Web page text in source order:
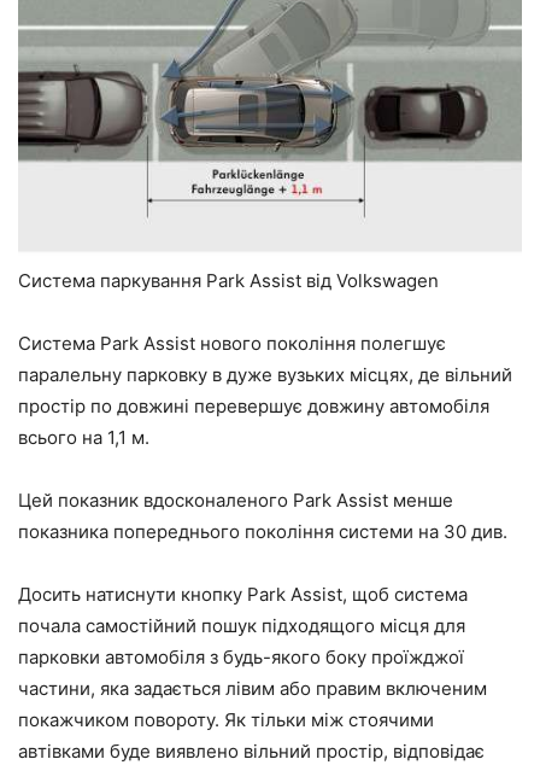
Система паркування Park Assist від Volkswagen
Система Park Assist нового покоління полегшує
паралельну парковку в дуже вузьких місцях, де вільний
простір по довжині перевершує довжину автомобіля
всього на 1,1 м.
Цей показник вдосконаленого Park Assist менше
показника попереднього покоління системи на 30 див.
Досить натиснути кнопку Park Assist, щоб система
почала самостійний пошук підходящого місця для
парковки автомобіля з будь-якого боку проїжджої
частини, яка задається лівим або правим включеним
покажчиком повороту. Як тільки між стоячими
автівками буде виявлено вільний простір, відповідає